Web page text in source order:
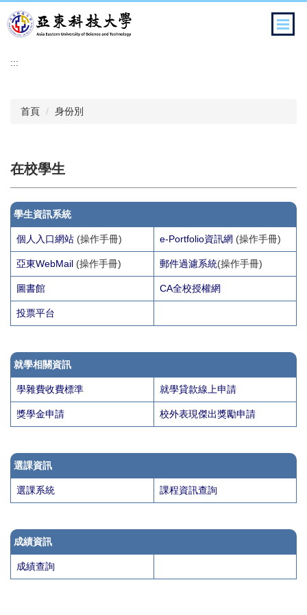
跳
到
主
內
:::
首頁 身份別
在校學生
學生資訊系統
個人入口網站 (操作手冊) e-Portfolio資訊網 (操作手冊)
亞東WebMail (操作手冊) 郵件過濾系統(操作手冊)
圖書館 CA全校授權網
投票平台
就學相關資訊
學雜費收費標準 就學貸款線上申請
獎學金申請 校外表現傑出獎勵申請
選課資訊
選課系統 課程資訊查詢
成績資訊
成績查詢